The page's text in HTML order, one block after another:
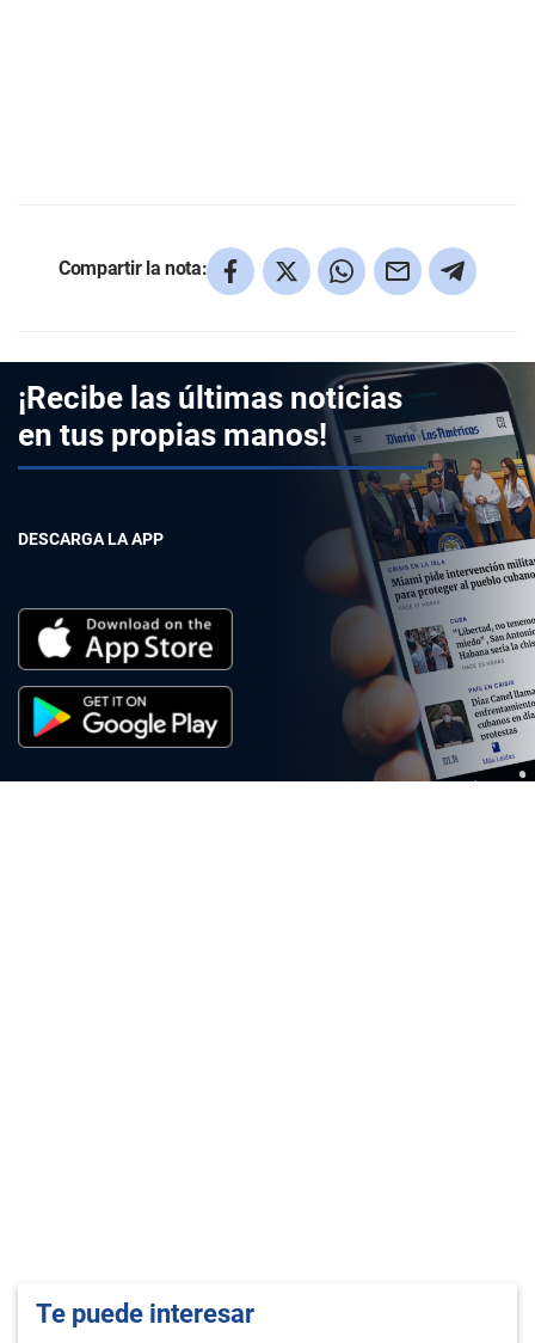
Compartir la nota:
¡Recibe las últimas noticias
en tus propias manos!
DESCARGA LA APP
Te puede interesar